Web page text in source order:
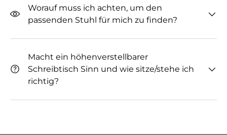
Worauf muss ich achten, um den
passenden Stuhl für mich zu finden?
Macht ein höhenverstellbarer
Schreibtisch Sinn und wie sitze/stehe ich
richtig?